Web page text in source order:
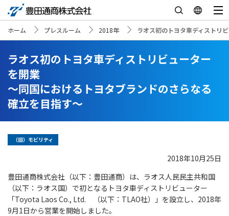
ホーム プレスルーム 2018年 ラオス初のトヨタ車ディストリ
ラオス初のトヨタ車ディストリビューター
を開業
～同国におけるトヨタブランドのさらなる
確立を目指す～
（旧）モビリティ
2018年10月25日
豊田通商株式会社（以下：豊田通商）は、ラオス人民民主共和国
（以下：ラオス国）で初となるトヨタ車ディストリビューター
「Toyota Laos Co., Ltd. （以下：TLAO社）」を設立し、2018年
9月1日から営業を開始しました。